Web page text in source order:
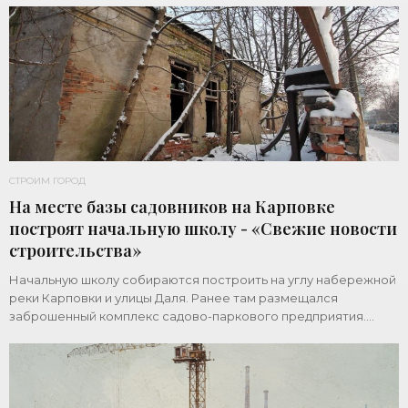
СТРОИМ ГОРОД
На месте базы садовников на Карповке
построят начальную школу - «Свежие новости
строительства»
Начальную школу собираются построить на углу набережной
реки Карповки и улицы Даля. Ранее там размещался
заброшенный комплекс садово-паркового предприятия.